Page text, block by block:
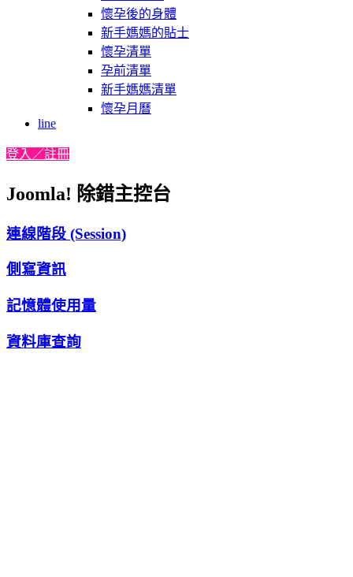
懷孕後的身體
新手媽媽的貼士
懷孕清單
孕前清單
新手媽媽清單
懷孕月曆
line
登入／註冊
Joomla! 除錯主控台
連線階段 (Session)
側寫資訊
記憶體使用量
資料庫查詢